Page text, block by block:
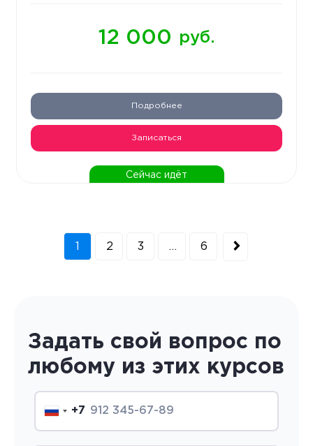
12 000 руб.
Подробнее
Записаться
Сейчас идёт
2 3 … 6
Задать свой вопрос по
любому из этих курсов
+7